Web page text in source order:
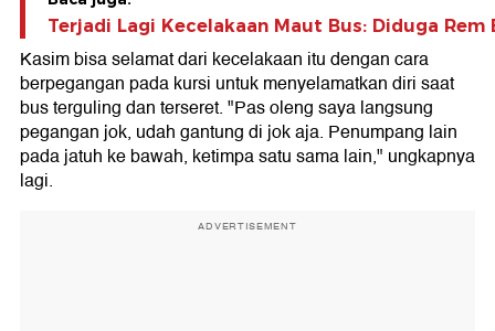
Terjadi Lagi Kecelakaan Maut Bus: Diduga Rem
Kasim bisa selamat dari kecelakaan itu dengan cara
berpegangan pada kursi untuk menyelamatkan diri saat
bus terguling dan terseret. "Pas oleng saya langsung
pegangan jok, udah gantung di jok aja. Penumpang lain
pada jatuh ke bawah, ketimpa satu sama lain," ungkapnya
lagi.
ADVERTISEMENT